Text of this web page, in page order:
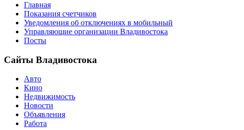
Главная
Показания счетчиков
Уведомления об отключениях в мобильный
Управляющие организации Владивостока
Посты
Сайты Владивостока
Авто
Кино
Недвижимость
Новости
Объявления
Работа